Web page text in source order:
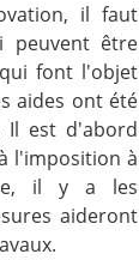
il faut
peuvent être
font l'objet
aides ont été
Il est d'abord
l'imposition à
il y a les
aideront